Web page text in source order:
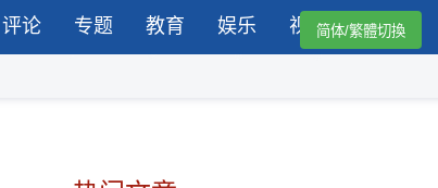
评论 专题 教育 娱乐 视频简体/繁體切換